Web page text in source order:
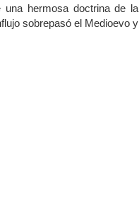
una hermosa doctrina de la
sobrepasó el Medioevo y